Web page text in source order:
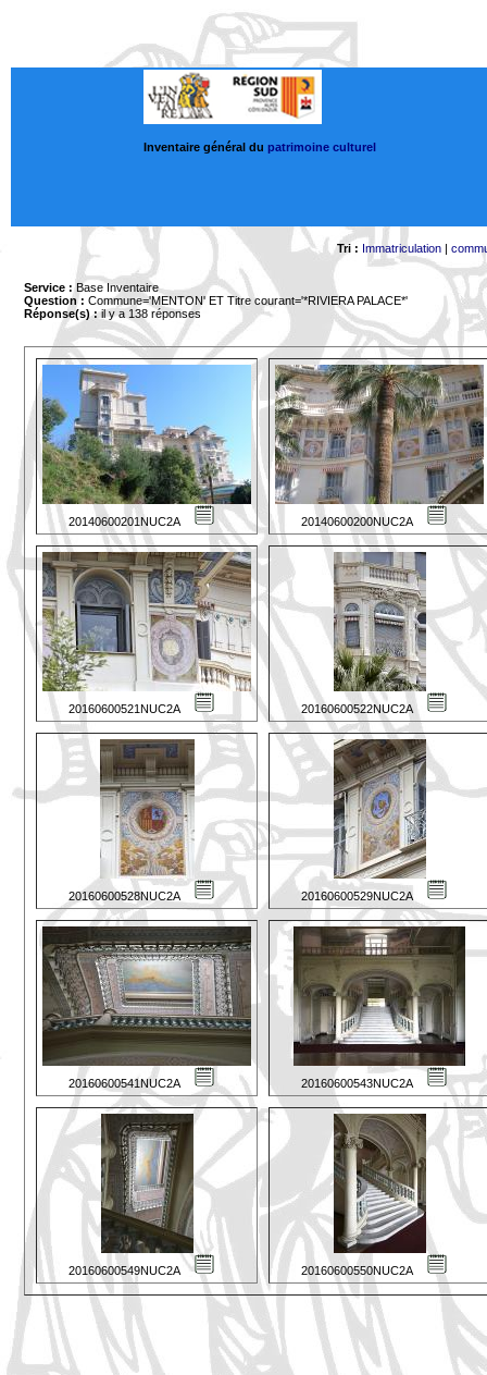
Inventaire général du patrimoine culturel
Tri : Immatriculation|
Service : Base Inventaire
Question : Commune='MENTON' ET Titre courant='*RIVIERA PALACE*'
Réponse(s) :il y a 138 réponses
20140600201NUC2A 20140600200NUC2A
20160600521NUC2A 20160600522NUC2A
20160600528NUC2A 20160600529NUC2A
20160600541NUC2A 20160600543NUC2A
20160600549NUC2A 20160600550NUC2A